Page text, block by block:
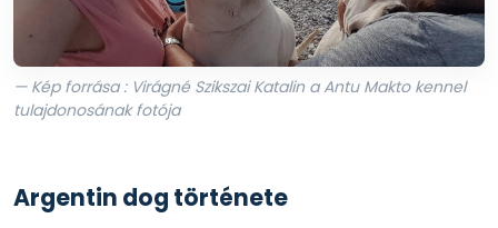
— Kép forrása : Virágné Szikszai Katalin a Antu Makto kennel
tulajdonosának fotója
Argentin dog története